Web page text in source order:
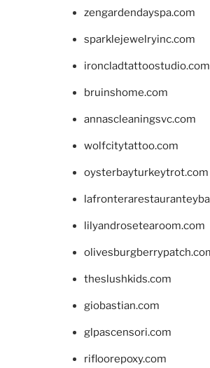
zengardendayspa.com
sparklejewelryinc.com
ironcladtattoostudio.com
bruinshome.com
annascleaningsvc.com
wolfcitytattoo.com
oysterbayturkeytrot.com
lilyandrosetearoom.com
theslushkids.com
giobastian.com
glpascensori.com
rifloorepoxy.com